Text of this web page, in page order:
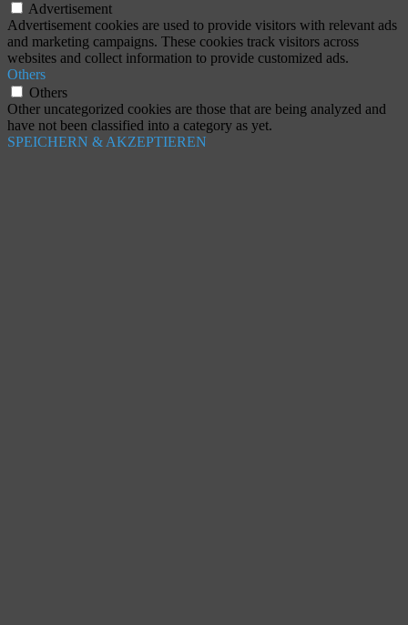
Advertisement
Advertisement cookies are used to provide visitors with relevant ads
and marketing campaigns. These cookies track visitors across
websites and collect information to provide customized ads.
Others
Others
Other uncategorized cookies are those that are being analyzed and
have not been classified into a category as yet.
SPEICHERN & AKZEPTIEREN